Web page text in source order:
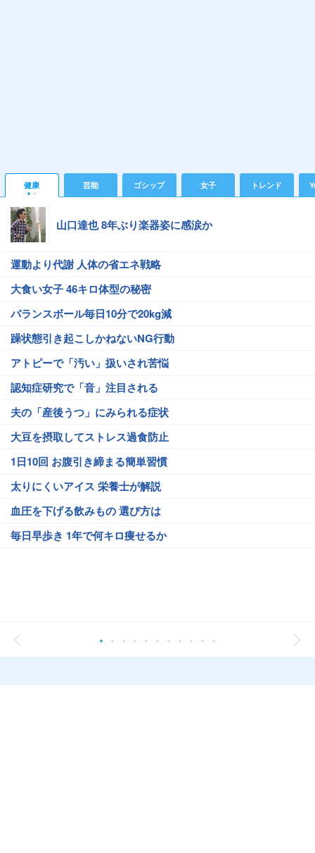
健康 芸能 ゴシップ 女子 トレンド
山口達也 8年ぶり楽器姿に感涙か
運動より代謝 人体の省エネ戦略
大食い女子 46キロ体型の秘密
バランスボール毎日10分で20kg減
躁状態引き起こしかねないNG行動
アトピーで「汚い」扱いされ苦悩
認知症研究で「音」注目される
夫の「産後うつ」にみられる症状
大豆を摂取してストレス過食防止
1日10回 お腹引き締まる簡単習慣
太りにくいアイス 栄養士が解説
血圧を下げる飲みもの 選び方は
毎日早歩き 1年で何キロ痩せるか